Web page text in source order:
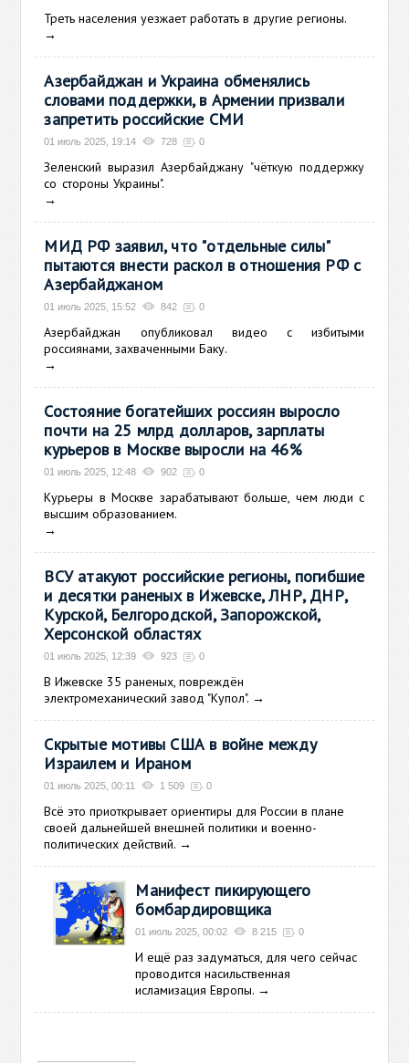
Треть населения уезжает работать в другие регионы.
→
Азербайджан и Украина обменялись
словами поддержки, в Армении призвали
запретить российские СМИ
01 июль 2025, 19:14 728 0
Зеленский выразил Азербайджану "чёткую поддержку
со стороны Украины".
→
МИД РФ заявил, что "отдельные силы"
пытаются внести раскол в отношения РФ с
Азербайджаном
01 июль 2025, 15:52 842 0
Азербайджан опубликовал видео с избитыми
россиянами, захваченными Баку.
→
Состояние богатейших россиян выросло
почти на 25 млрд долларов, зарплаты
курьеров в Москве выросли на 46%
01 июль 2025, 12:48 902 0
Курьеры в Москве зарабатывают больше, чем люди с
высшим образованием.
→
ВСУ атакуют российские регионы, погибшие
и десятки раненых в Ижевске, ЛНР, ДНР,
Курской, Белгородской, Запорожской,
Херсонской областях
01 июль 2025, 12:39 923 0
В Ижевске 35 раненых, повреждён
электромеханический завод "Купол". →
Скрытые мотивы США в войне между
Израилем и Ираном
01 июль 2025, 00:11 1 509 0
Всё это приоткрывает ориентиры для России в плане
своей дальнейшей внешней политики и военно-
политических действий. →
Манифест пикирующего
бомбардировщика
01 июль 2025, 00:02 8 215 0
И ещё раз задуматься, для чего сейчас
проводится насильственная
исламизация Европы. →